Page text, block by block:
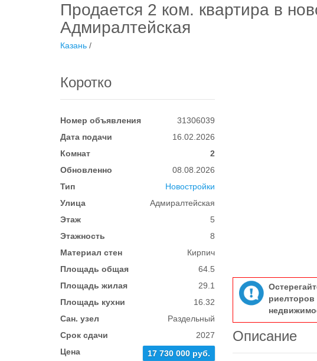
Продается 2 ком. квартира в
Адмиралтейская
Казань /
Коротко
Номер объявления
31306039
Дата подачи
16.02.2026
Комнат
2
Обновленно
08.08.2026
Тип
Новостройки
Улица
Адмиралтейская
Этаж
5
Этажность
8
Материал стен
Кирпич
Площадь общая
64.5
Площадь жилая
29.1
Площадь кухни
16.32
Сан. узел
Раздельный
Срок сдачи
2027
Цена
17 730 000 руб.
Описание